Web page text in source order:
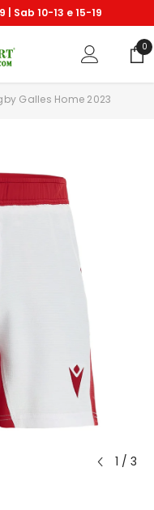
Sab 10-13 e 15-19
0
0
Galles Home 2023
1 / 3